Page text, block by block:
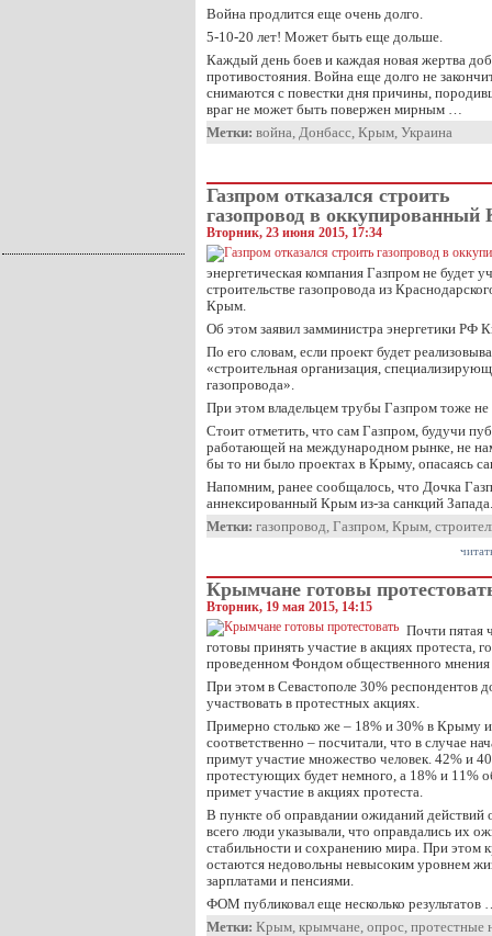
Война продлится еще очень долго.
5-10-20 лет! Может быть еще дольше.
Каждый день боев и каждая новая жертва
противостояния. Война еще долго не
снимаются с повестки дня причины,
враг не может быть повержен мирным …
Метки: война, Донбасс, Крым, Украина
Газпром отказался строить
газопровод в
Вторник, 23 июня 2015, 17:34
энергетическая компания Газпром не будет
строительстве газопровода из
Крым.
Об этом заявил замминистра энергетики РФ
По его словам, если проект будет
«строительная организация,
газопровода».
При этом владельцем трубы Газпром тоже
Стоит отметить, что сам Газпром, будучи
работающей на международном рынке, не
бы то ни было проектах в Крыму, опасаясь
Напомним, ранее сообщалось, что Дочка
аннексированный Крым из-за санкций Запада.
Метки: газопровод, Газпром, Крым,
Крымчане готовы
Вторник, 19 мая 2015, 14:15
Почти пятая
готовы принять участие в акциях протеста,
проведенном Фондом общественного
При этом в Севастополе 30% респондентов
участвовать в протестных акциях.
Примерно столько же – 18% и 30% в Крыму и
соответственно – посчитали, что в случае
примут участие множество человек. 42% и
протестующих будет немного, а 18% и 11%
примет участие в акциях протеста.
В пункте об оправдании ожиданий действий
всего люди указывали, что оправдались их
стабильности и сохранению мира. При этом
остаются недовольны невысоким уровнем
зарплатами и пенсиями.
ФОМ публиковал еще несколько результатов
Метки: Крым, крымчане, опрос, протестные